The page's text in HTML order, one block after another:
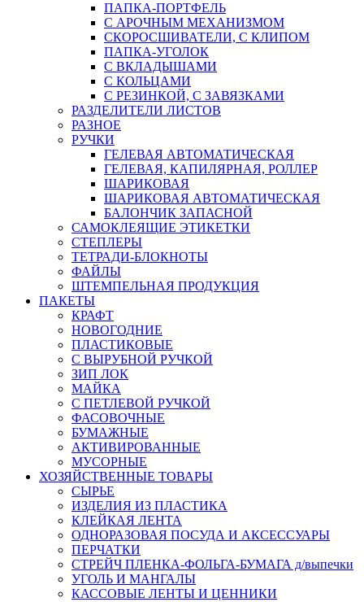
ПАПКА-ПОРТФЕЛЬ
С АРОЧНЫМ МЕХАНИЗМОМ
СКОРОСШИВАТЕЛИ, С КЛИПОМ
ПАПКА-УГОЛОК
С ВКЛАДЫШАМИ
С КОЛЬЦАМИ
С РЕЗИНКОЙ, С ЗАВЯЗКАМИ
РАЗДЕЛИТЕЛИ ЛИСТОВ
РАЗНОЕ
РУЧКИ
ГЕЛЕВАЯ АВТОМАТИЧЕСКАЯ
ГЕЛЕВАЯ, КАПИЛЯРНАЯ, РОЛЛЕР
ШАРИКОВАЯ
ШАРИКОВАЯ АВТОМАТИЧЕСКАЯ
БАЛОНЧИК ЗАПАСНОЙ
САМОКЛЕЯЩИЕ ЭТИКЕТКИ
СТЕПЛЕРЫ
ТЕТРАДИ-БЛОКНОТЫ
ФАЙЛЫ
ШТЕМПЕЛЬНАЯ ПРОДУКЦИЯ
ПАКЕТЫ
КРАФТ
НОВОГОДНИЕ
ПЛАСТИКОВЫЕ
С ВЫРУБНОЙ РУЧКОЙ
ЗИП ЛОК
МАЙКА
С ПЕТЛЕВОЙ РУЧКОЙ
ФАСОВОЧНЫЕ
БУМАЖНЫЕ
АКТИВИРОВАННЫЕ
МУСОРНЫЕ
ХОЗЯЙСТВЕННЫЕ ТОВАРЫ
СЫРЬЕ
ИЗДЕЛИЯ ИЗ ПЛАСТИКА
КЛЕЙКАЯ ЛЕНТА
ОДНОРАЗОВАЯ ПОСУДА И АКСЕССУАРЫ
ПЕРЧАТКИ
СТРЕЙЧ ПЛЕНКА-ФОЛЬГА-БУМАГА д/выпечки
УГОЛЬ И МАНГАЛЫ
КАССОВЫЕ ЛЕНТЫ И ЦЕННИКИ